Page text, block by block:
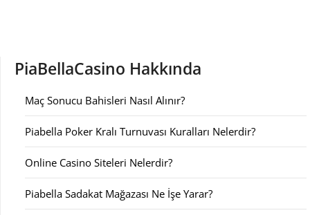
PiaBellaCasino Hakkında
Maç Sonucu Bahisleri Nasıl Alınır?
Piabella Poker Kralı Turnuvası Kuralları Nelerdir?
Online Casino Siteleri Nelerdir?
Piabella Sadakat Mağazası Ne İşe Yarar?